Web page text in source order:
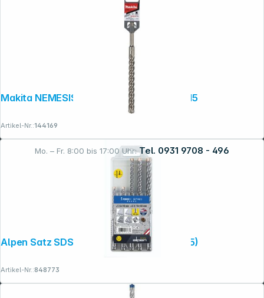
Mo. – Fr. 8:00 bis 17:00 Uhr: Tel. 0931 9708 - 496
Makita NEMESISII SDS-PLUSBohrer 16x215
Artikel-Nr.:144169
Alpen Satz SDS+ FORCE X MB 5 (805+815)
Artikel-Nr.:848773